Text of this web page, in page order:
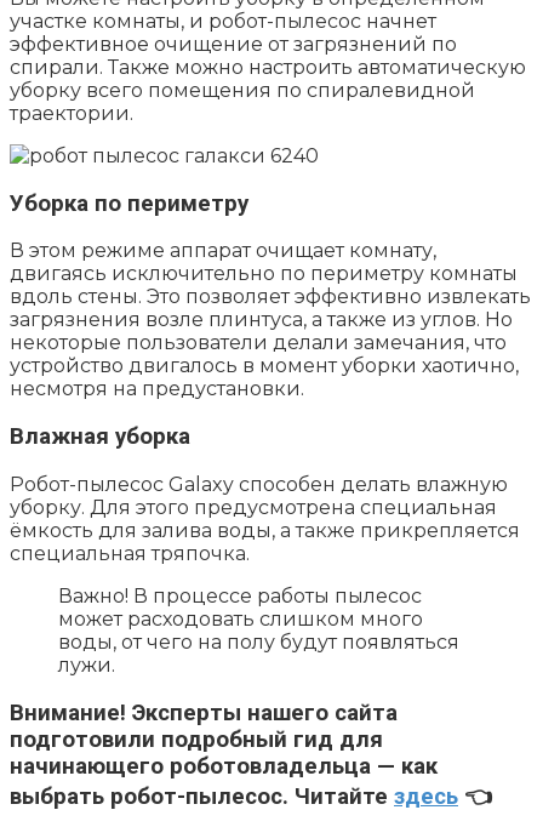
участке комнаты, и робот-пылесос начнет
эффективное очищение от загрязнений по
спирали. Также можно настроить автоматическую
уборку всего помещения по спиралевидной
траектории.
Уборка по периметру
В этом режиме аппарат очищает комнату,
двигаясь исключительно по периметру комнаты
вдоль стены. Это позволяет эффективно извлекать
загрязнения возле плинтуса, а также из углов. Но
некоторые пользователи делали замечания, что
устройство двигалось в момент уборки хаотично,
несмотря на предустановки.
Влажная уборка
Робот-пылесос Galaxy способен делать влажную
уборку. Для этого предусмотрена специальная
ёмкость для залива воды, а также прикрепляется
специальная тряпочка.
Важно! В процессе работы пылесос
может расходовать слишком много
воды, от чего на полу будут появляться
лужи.
Внимание! Эксперты нашего сайта
подготовили подробный гид для
начинающего роботовладельца — как
выбрать робот-пылесос. Читайте здесь 👈